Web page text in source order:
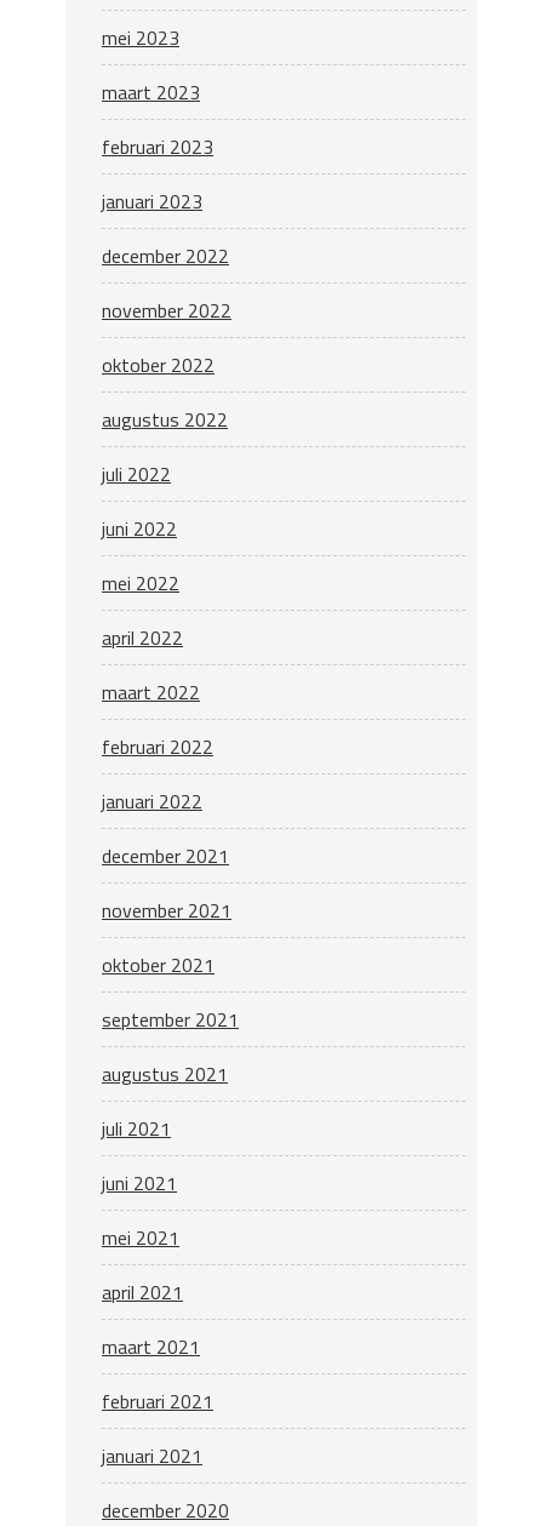
mei 2023
maart 2023
februari 2023
januari 2023
december 2022
november 2022
oktober 2022
augustus 2022
juli 2022
juni 2022
mei 2022
april 2022
maart 2022
februari 2022
januari 2022
december 2021
november 2021
oktober 2021
september 2021
augustus 2021
juli 2021
juni 2021
mei 2021
april 2021
maart 2021
februari 2021
januari 2021
december 2020